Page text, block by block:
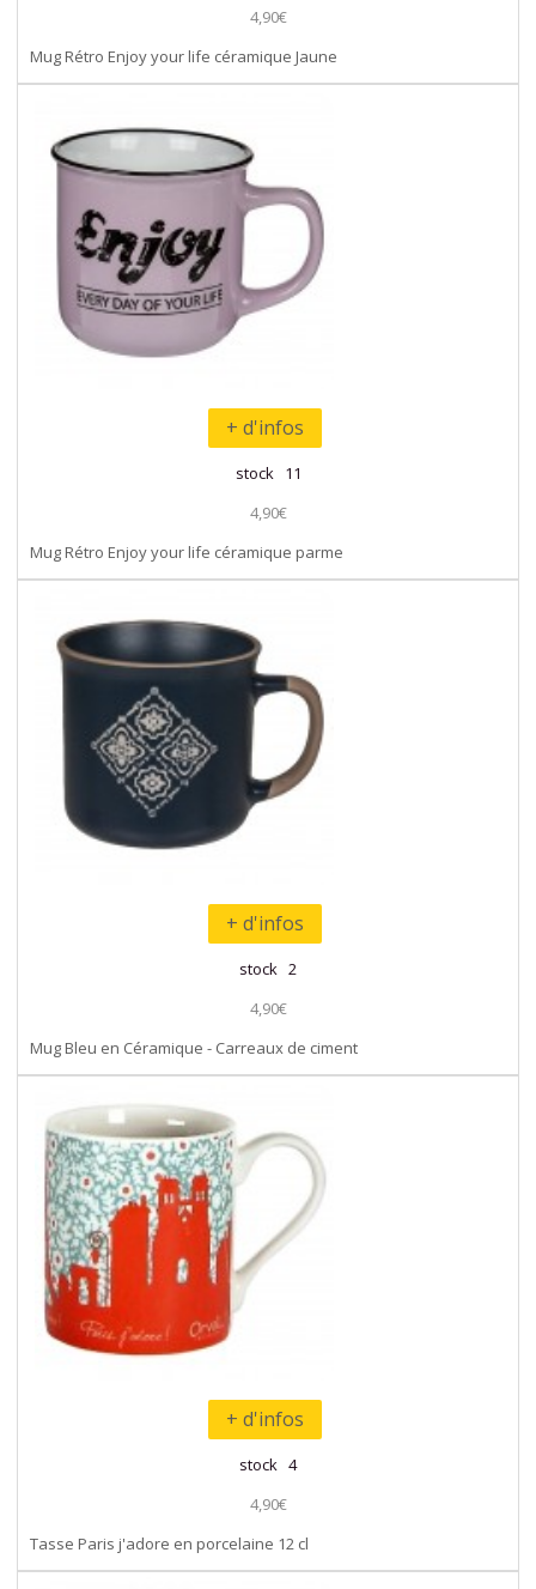
4,90€
Mug Rétro Enjoy your life céramique Jaune
+ d'infos
stock 11
4,90€
Mug Rétro Enjoy your life céramique parme
+ d'infos
stock 2
4,90€
Mug Bleu en Céramique - Carreaux de ciment
+ d'infos
stock 4
4,90€
Tasse Paris j'adore en porcelaine 12 cl